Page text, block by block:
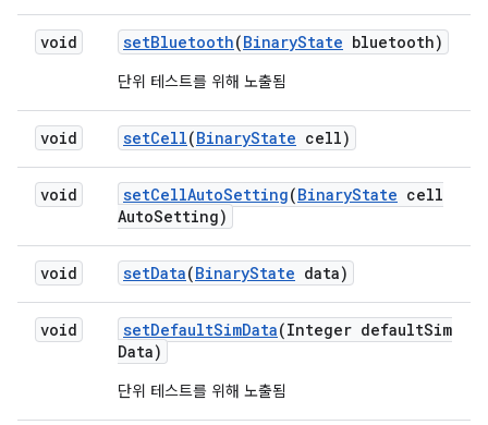
void setBluetooth(BinaryState bluetooth)
단위 테스트를 위해 노출됨
void setCell(BinaryState cell)
void setCellAutoSetting(BinaryState cell
AutoSetting)
void setData(BinaryState data)
void setDefaultSimData(Integer defaultSim
Data)
단위 테스트를 위해 노출됨